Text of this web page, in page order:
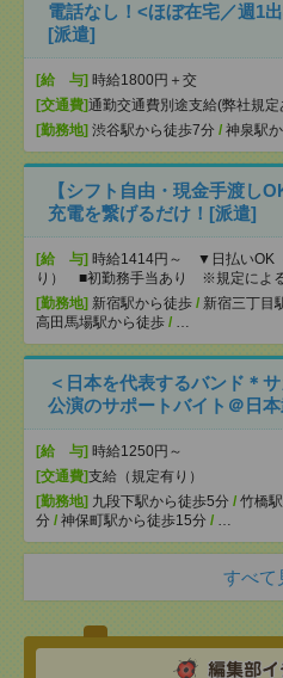
電話なし！<ほぼ在宅／週1
[派遣]
[給 与] 時給1800円＋交
[交通費]通勤交通費別途支給(弊社規定
[勤務地] 渋谷駅から徒歩7分 / 神泉駅
【シフト自由・現金手渡し
充電を繋げるだけ！[派遣]
[給 与] 時給1414円～ ▼日払いOK
り） ■初勤務手当あり ※規定によ
[勤務地] 新宿駅から徒歩 / 新宿三丁目
高田馬場駅から徒歩 / …
＜日本を代表するバンド＊
公演のサポートバイト＠日
[給 与] 時給1250円～
[交通費]支給（規定有り）
[勤務地] 九段下駅から徒歩5分 / 竹橋
分 / 神保町駅から徒歩15分 / …
すべて